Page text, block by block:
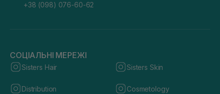
+38 (098) 076-60-62
СОЦІАЛЬНІ МЕРЕЖІ
Sisters Hair Sisters Skin
Distribution Cosmetology